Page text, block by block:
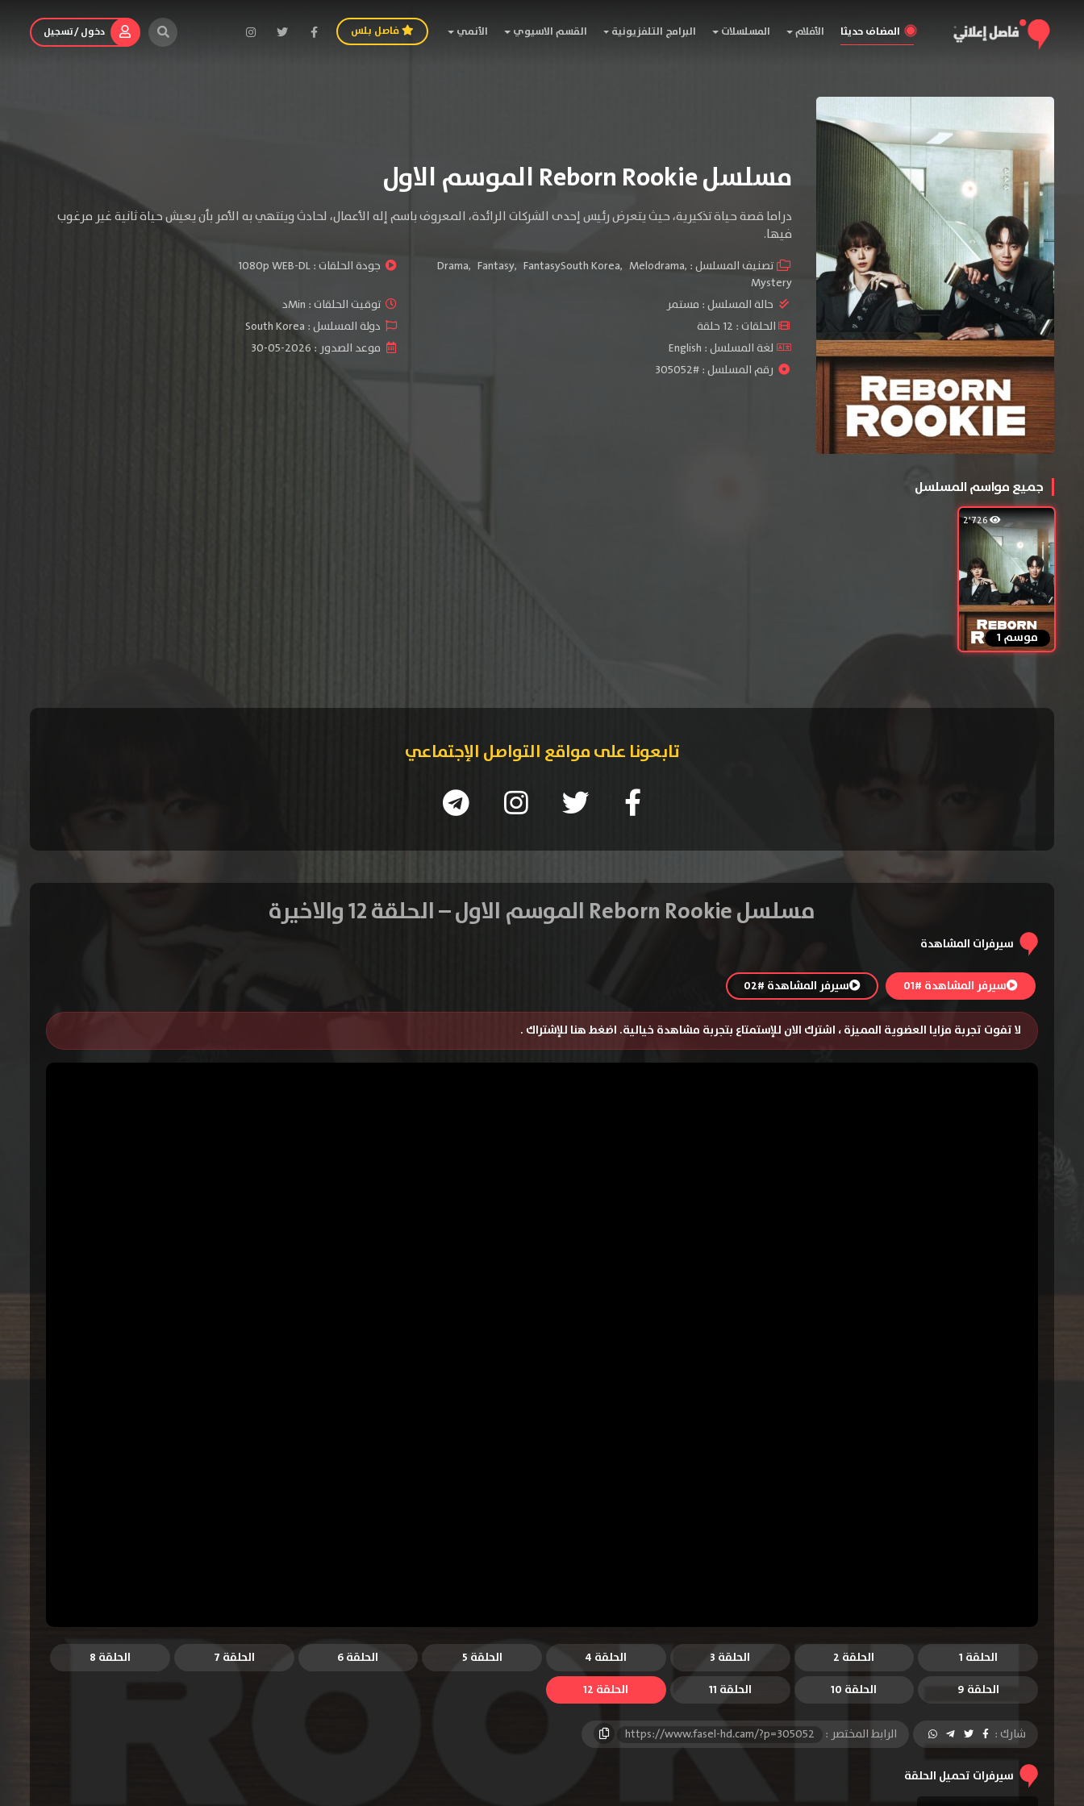
المضاف حديثا الأفلام المسلسلات البرامج التلفزيونية القسم الاسيوي الأنمي فاصل بلس دخول / تسجيل
مسلسل Reborn Rookie الموسم الاول
دراما قصة حياة تذكيرية، حيث يتعرض رئيس إحدى الشركات الرائدة، المعروف باسم إله الأعمال، لحادث وينتهي به الأمر بأن يعيش حياة ثانية غير مرغوب
فيها.
تصنيف المسلسل : Drama, Fantasy, FantasySouth Korea, Melodrama,
Mystery
جودة الحلقات :1080p WEB-DL
حالة المسلسل : مستمر
توقيت الحلقات : Minد
الحلقات : 12 حلقة
دولة المسلسل : South Korea
لغة المسلسل : English
موعد الصدور : 2026-05-30
رقم المسلسل : #305052
جميع مواسم المسلسل
2٬726
موسم 1
تابعونا على مواقع التواصل الإجتماعي
مسلسل Reborn Rookie الموسم الاول – الحلقة 12 والاخيرة
سيرفرات المشاهدة
سيرفر المشاهدة #01 سيرفر المشاهدة #02
لا تفوت تجربة مزايا العضوية المميزة ، اشترك الان للإستمتاع بتجربة مشاهدة خيالية. اضغط هنا للإشتراك .
الحلقة 1 الحلقة 2 الحلقة 3 الحلقة 4 الحلقة 5 الحلقة 6 الحلقة 7
الحلقة 8
الحلقة 9
الحلقة 10 الحلقة 11 الحلقة 12
شارك : الرابط المختصر : https://www.fasel-hd.cam/?p=305052
سيرفرات تحميل الحلقة